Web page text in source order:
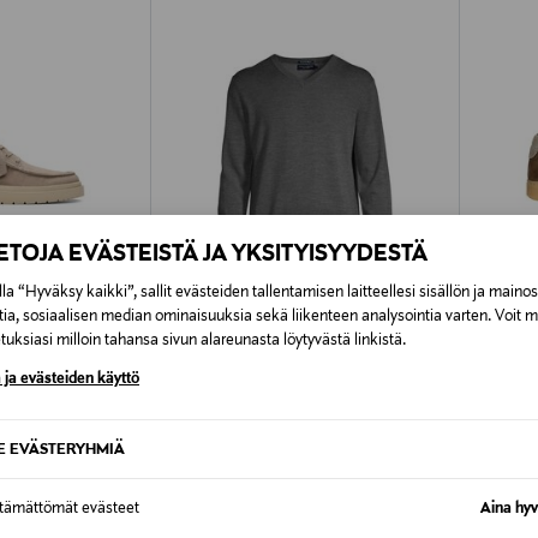
EVÄSTEISTÄ JA YKSITYISYYDESTÄ
“Hyväksy kaikki”, sallit evästeiden tallentamisen laitteellesi sisällön ja
sosiaalisen median ominaisuuksia sekä liikenteen analysointia varten. Voit
milloin tahansa sivun alareunasta löytyvästä linkistä.
ja evästeiden käyttö
EVÄSTERYHMIÄ
evästeet Aina